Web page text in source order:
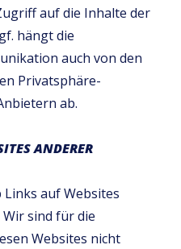
auf die Inhalte der
hängt die
auch von den
Privatsphäre-
ab.
ANDERER
auf Websites
sind für die
Websites nicht